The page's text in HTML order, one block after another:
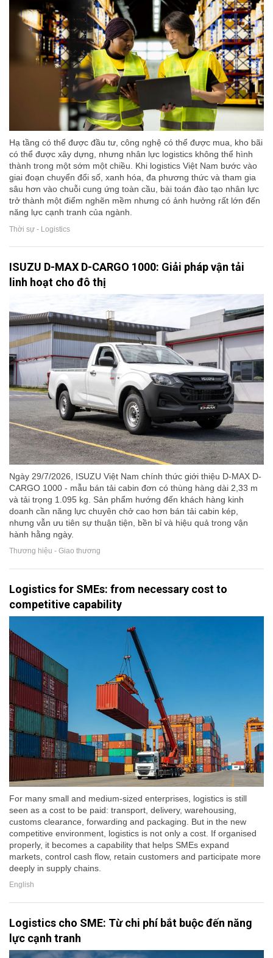
Hạ tầng có thể được đầu tư, công nghệ có thể được mua, kho bãi
có thể được xây dựng, nhưng nhân lực logistics không thể hình
thành trong một sớm một chiều. Khi logistics Việt Nam bước vào
giai đoạn chuyển đổi số, xanh hóa, đa phương thức và tham gia
sâu hơn vào chuỗi cung ứng toàn cầu, bài toán đào tạo nhân lực
trở thành một điểm nghẽn mềm nhưng có ảnh hưởng rất lớn đến
năng lực cạnh tranh của ngành.
Thời sự - Logistics
ISUZU D-MAX D-CARGO 1000: Giải pháp vận tải
linh hoạt cho đô thị
Ngày 29/7/2026, ISUZU Việt Nam chính thức giới thiệu D-MAX D-
CARGO 1000 - mẫu bán tải cabin đơn có thùng hàng dài 2,33 m
và tải trọng 1.095 kg. Sản phẩm hướng đến khách hàng kinh
doanh cần năng lực chuyên chở cao hơn bán tải cabin kép,
nhưng vẫn ưu tiên sự thuận tiện, bền bỉ và hiệu quả trong vận
hành hằng ngày.
Thương hiệu - Giao thương
Logistics for SMEs: from necessary cost to
competitive capability
For many small and medium-sized enterprises, logistics is still
seen as a cost to be paid: transport, delivery, warehousing,
customs clearance, forwarding and packaging. But in the new
competitive environment, logistics is not only a cost. If organised
properly, it becomes a capability that helps SMEs expand
markets, control cash flow, retain customers and participate more
deeply in supply chains.
English
Logistics cho SME: Từ chi phí bắt buộc đến năng
lực cạnh tranh